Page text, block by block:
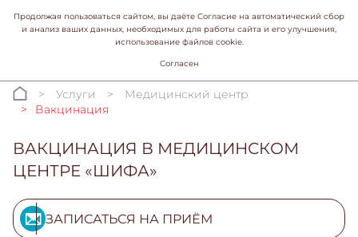
Услуги
Медицинский центр
Вакцинация
ВАКЦИНАЦИЯ В МЕДИЦИНСКОМ
ЦЕНТРЕ «ШИФА»
ЗАПИСАТЬСЯ НА ПРИЁМ
Продолжая пользоваться сайтом, вы даёте Согласие на автоматический сбор
и анализ ваших данных, необходимых для работы сайта и его улучшения,
использование файлов cookie.
Согласен